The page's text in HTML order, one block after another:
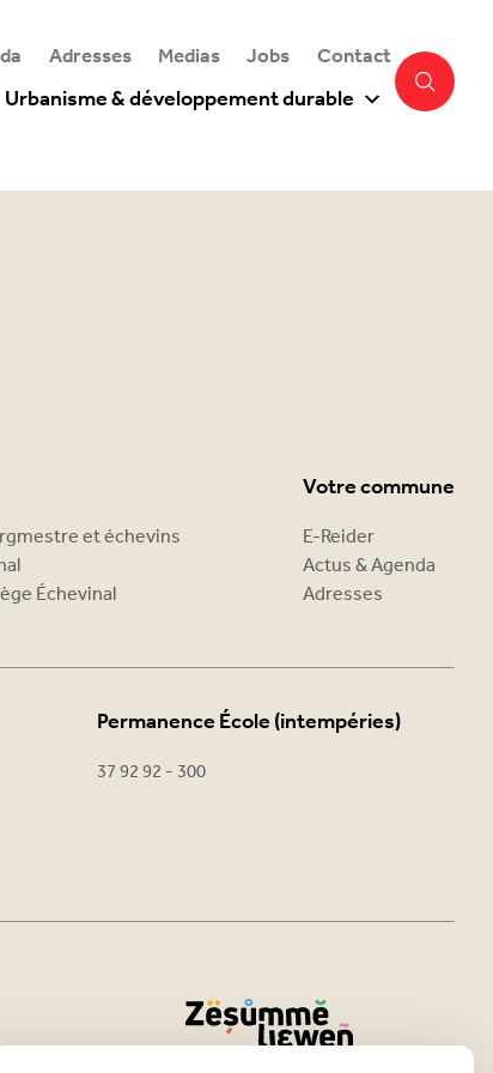
Adresses Medias Jobs Contact
Urbanisme & développement durable
et échevins
Échevinal
Votre commune
E-Reider
Actus & Agenda
Adresses
Permanence École (intempéries)
37 92 92 - 300